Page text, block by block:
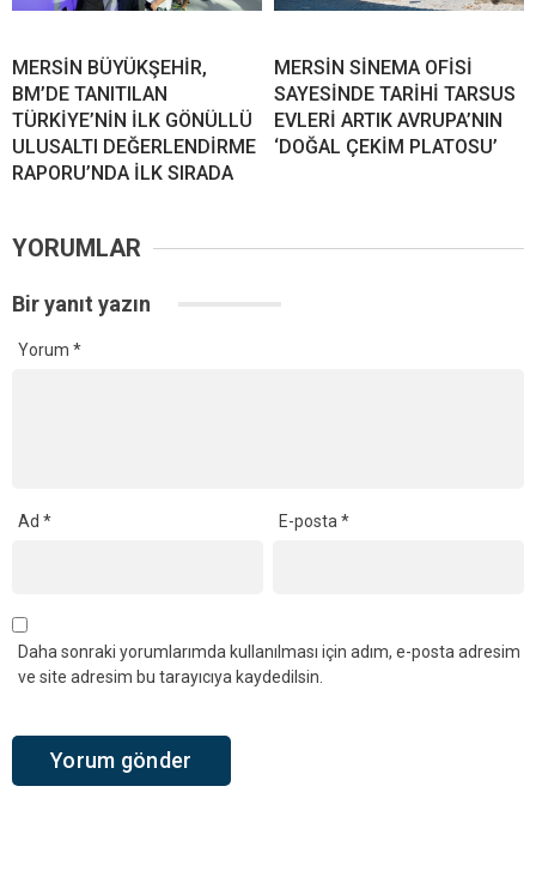
MERSİN BÜYÜKŞEHİR,
BM’DE TANITILAN
TÜRKİYE’NİN İLK GÖNÜLLÜ
ULUSALTI DEĞERLENDİRME
RAPORU’NDA İLK SIRADA
MERSİN SİNEMA OFİSİ
SAYESİNDE TARİHİ TARSUS
EVLERİ ARTIK AVRUPA’NIN
‘DOĞAL ÇEKİM PLATOSU’
YORUMLAR
Bir yanıt yazın
Yorum *
Ad * E-posta*
Daha sonraki yorumlarımda kullanılması için adım, e-posta adresim
ve site adresim bu tarayıcıya kaydedilsin.